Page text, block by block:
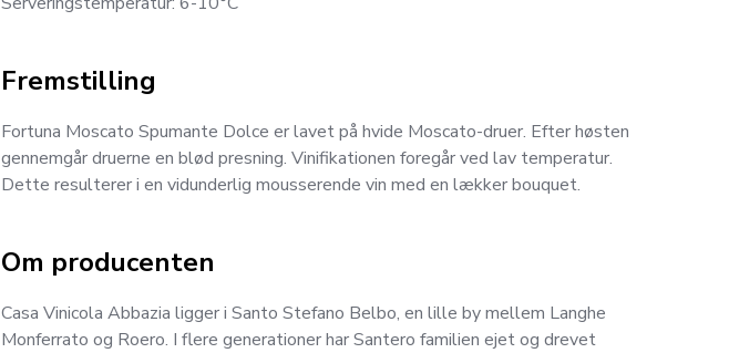
Fremstilling
Fortuna Moscato Spumante Dolce er lavet på hvide Moscato-druer. Efter høsten
gennemgår druerne en blød presning. Vinifikationen foregår ved lav temperatur.
Dette resulterer i en vidunderlig mousserende vin med en lækker bouquet.
Om producenten
Casa Vinicola Abbazia ligger i Santo Stefano Belbo, en lille by mellem Langhe
Monferrato og Roero. I flere generationer har Santero familien ejet og drevet